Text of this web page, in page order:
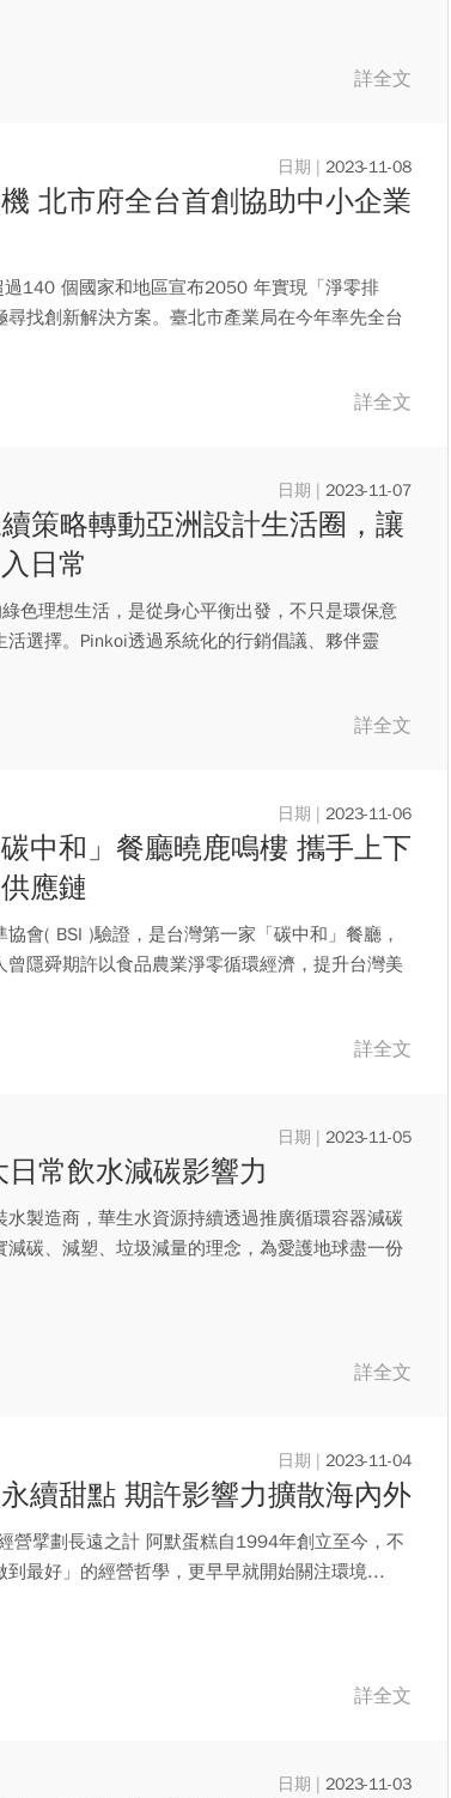
詳全文
2023-11-08
北市府全台首創協助中小企業
過140 個國家和地區宣布2050 年實現「淨零排
尋找創新解決方案。臺北市產業局在今年率先全台
詳全文
2023-11-07
策略轉動亞洲設計生活圈，讓
日常
色理想生活，是從身心平衡出發，不只是環保意
活選擇。Pinkoi透過系統化的行銷倡議、夥伴靈
詳全文
2023-11-06
中和」餐廳曉鹿鳴樓 攜手上下
應鏈
會( BSI )驗證，是台灣第一家「碳中和」餐廳，
曾隱舜期許以食品農業淨零循環經濟，提升台灣美
詳全文
2023-11-05
常飲水減碳影響力
水製造商，華生水資源持續透過推廣循環容器減碳
減碳、減塑、垃圾減量的理念，為愛護地球盡一份
詳全文
2023-11-04
續甜點 期許影響力擴散海內外
營擘劃長遠之計 阿默蛋糕自1994年創立至今，不
到最好」的經營哲學，更早早就開始關注環境...
詳全文
2023-11-03